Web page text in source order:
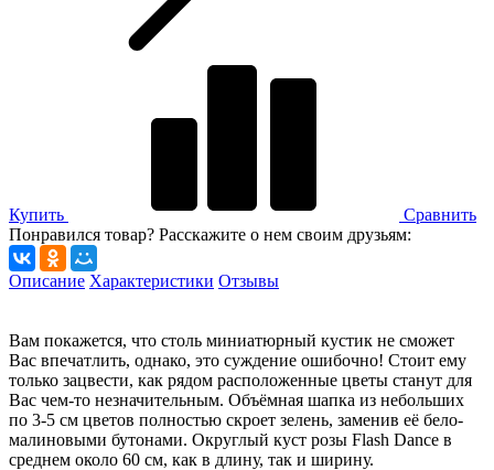
Купить
Сравнить
Понравился товар? Расскажите о нем своим друзьям:
Описание Характеристики Отзывы
Вам покажется, что столь миниатюрный кустик не сможет
Вас впечатлить, однако, это суждение ошибочно! Стоит ему
только зацвести, как рядом расположенные цветы станут для
Вас чем-то незначительным. Объёмная шапка из небольших
по 3-5 см цветов полностью скроет зелень, заменив её бело-
малиновыми бутонами. Округлый куст розы Flash Dance в
среднем около 60 см, как в длину, так и ширину.